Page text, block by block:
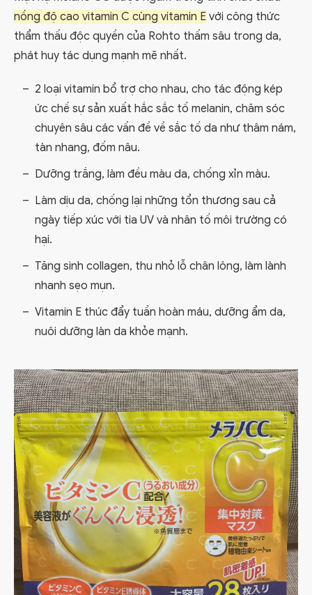
nồng độ cao vitamin C cùng vitamin E với công thức
thẩm thấu độc quyền của Rohto thấm sâu trong da,
phát huy tác dụng mạnh mẽ nhất.
2 loại vitamin bổ trợ cho nhau, cho tác động kép
ức chế sự sản xuất hắc sắc tố melanin, chăm sóc
chuyên sâu các vấn đề về sắc tố da như thâm nám,
tàn nhang, đốm nâu.
Dưỡng trắng, làm đều màu da, chống xỉn màu.
Làm dịu da, chống lại những tổn thương sau cả
ngày tiếp xúc với tia UV và nhân tố môi trường có
hại.
Tăng sinh collagen, thu nhỏ lỗ chân lông, làm lành
nhanh sẹo mụn.
Vitamin E thúc đẩy tuần hoàn máu, dưỡng ẩm da,
nuôi dưỡng làn da khỏe mạnh.